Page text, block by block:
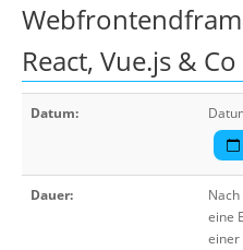
React, Vue.js & Co
Datum:
Dauer:
eine
einer